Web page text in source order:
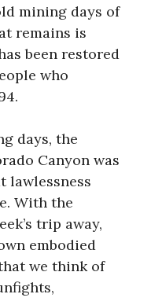
mining days of
remains is
been restored
who
days, the
Canyon was
lawlessness
With the
trip away,
embodied
we think of